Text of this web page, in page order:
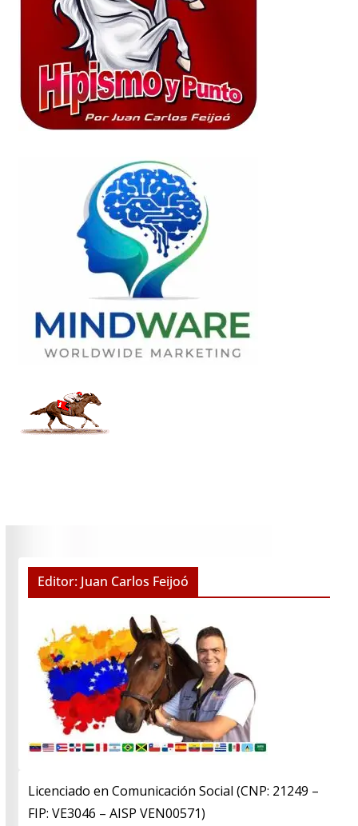
Editor: Juan Carlos Feijoó
Licenciado en Comunicación Social (CNP: 21249 –
FIP: VE3046 – AISP VEN00571)